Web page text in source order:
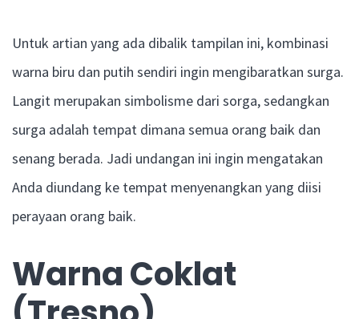
Untuk artian yang ada dibalik tampilan ini, kombinasi
warna biru dan putih sendiri ingin mengibaratkan surga.
Langit merupakan simbolisme dari sorga, sedangkan
surga adalah tempat dimana semua orang baik dan
senang berada. Jadi undangan ini ingin mengatakan
Anda diundang ke tempat menyenangkan yang diisi
perayaan orang baik.
Warna Coklat